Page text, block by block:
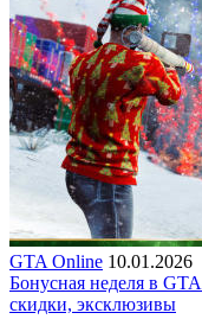
GTA Online 10.01.2026
Бонусная неделя в
скидки, эксклюзивы